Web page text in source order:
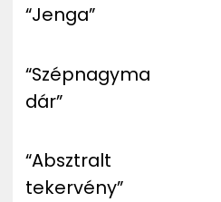
“Jenga”
“Szépnagyma
dár”
“Absztralt
tekervény”